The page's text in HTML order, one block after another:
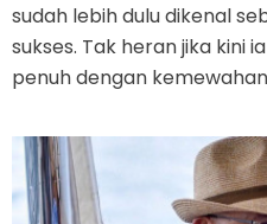
sudah lebih dulu dikenal
sukses. Tak heran jika kini
penuh dengan